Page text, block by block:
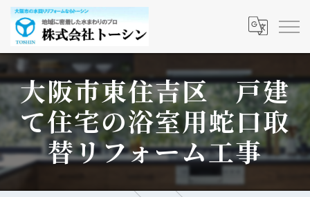
大阪市東住吉区 戸建
て住宅の浴室用蛇口取
替リフォーム工事